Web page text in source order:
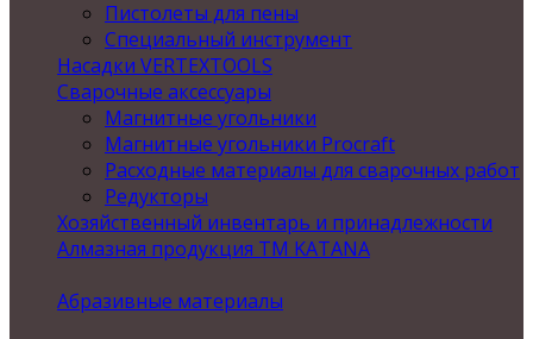
Пистолеты для пены
Специальный инструмент
Насадки VERTEXTOOLS
Сварочные аксессуары
Магнитные угольники
Магнитные угольники Procraft
Расходные материалы для сварочных работ
Редукторы
Хозяйственный инвентарь и принадлежности
Алмазная продукция ТМ KATANA
Абразивные материалы